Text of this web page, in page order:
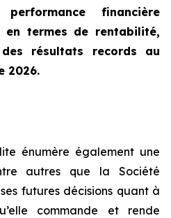
financière
en termes de rentabilité,
résultats records au
2026.
énumère également une
autres que la Société
futures décisions quant à
commande et rende